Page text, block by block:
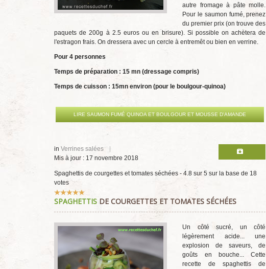
autre fromage à pâte molle.
Pour le saumon fumé, prenez
du premier prix (on trouve des
paquets de 200g à 2.5 euros ou en brisure). Si possible on achètera de
l'estragon frais. On dressera avec un cercle à entremêt ou bien en verrine.
Pour 4 personnes
Temps de préparation : 15 mn (dressage compris)
Temps de cuisson : 15mn environ (pour le boulgour-quinoa)
LIRE SAUMON FUMÉ QUINOA ET BOULGOUR ET MOUSSE D'AMANDE
in Verrines salées
Mis à jour : 17 novembre 2018
Spaghettis de courgettes et tomates séchées - 4.8 sur 5 sur la base de 18
votes
Vote
utilisateur:5/5
SPAGHETTIS DE COURGETTES ET TOMATES SÉCHÉES
Un côté sucré, un côté
légèrement acide... une
explosion de saveurs, de
goûts en bouche... Cette
recette de spaghettis de